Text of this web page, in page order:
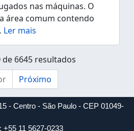
nas máquinas. O
área comum contendo
Ler mais
de 6645 resultados
Próximo
- Centro - São Paulo - CEP 01049-
+55 11 5627-0233